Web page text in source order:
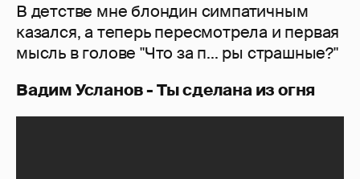
В детстве мне блондин симпатичным
казался, а теперь пересмотрела и первая
мысль в голове "Что за п... ры страшные?"
Вадим Усланов - Ты сделана из огня